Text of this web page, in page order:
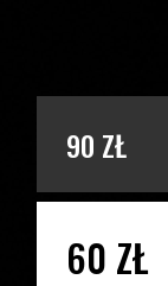
90 ZŁ
60 ZŁ
PODAJ